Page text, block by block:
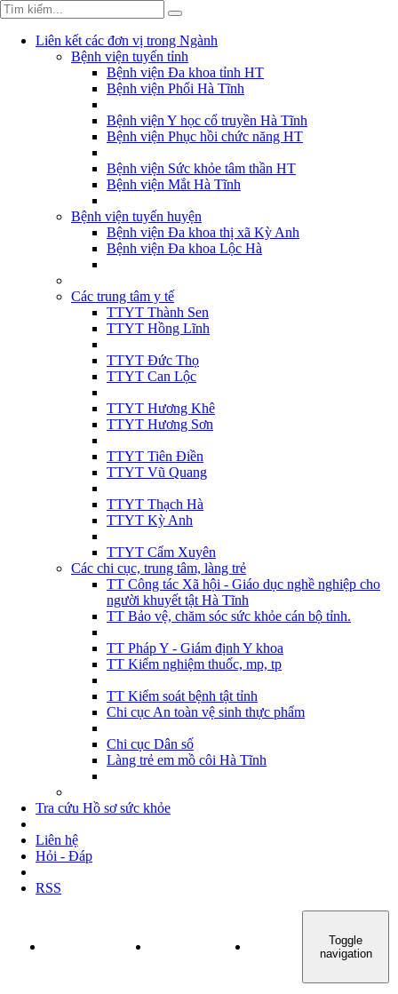
Liên kết các đơn vị trong Ngành
Bệnh viện tuyến tỉnh
Bệnh viện Đa khoa tỉnh HT
Bệnh viện Phổi Hà Tĩnh
Bệnh viện Y học cổ truyền Hà Tĩnh
Bệnh viện Phục hồi chức năng HT
Bệnh viện Sức khỏe tâm thần HT
Bệnh viện Mắt Hà Tĩnh
Bệnh viện tuyến huyện
Bệnh viện Đa khoa thị xã Kỳ Anh
Bệnh viện Đa khoa Lộc Hà
Các trung tâm y tế
TTYT Thành Sen
TTYT Hồng Lĩnh
TTYT Đức Thọ
TTYT Can Lộc
TTYT Hương Khê
TTYT Hương Sơn
TTYT Tiên Điền
TTYT Vũ Quang
TTYT Thạch Hà
TTYT Kỳ Anh
TTYT Cẩm Xuyên
Các chi cục, trung tâm, làng trẻ
TT Công tác Xã hội - Giáo dục nghề nghiệp cho
người khuyết tật Hà Tĩnh
TT Bảo vệ, chăm sóc sức khỏe cán bộ tỉnh.
TT Pháp Y - Giám định Y khoa
TT Kiểm nghiệm thuốc, mp, tp
TT Kiểm soát bệnh tật tỉnh
Chi cục An toàn vệ sinh thực phẩm
Chi cục Dân số
Làng trẻ em mồ côi Hà Tĩnh
Tra cứu Hồ sơ sức khỏe
Liên hệ
Hỏi - Đáp
RSS
TIN TỨC - SỰ KIỆN
Toggle
navigation